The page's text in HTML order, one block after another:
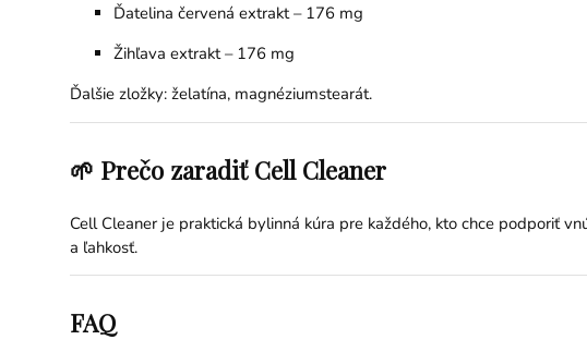
Ďatelina červená extrakt – 176 mg
Žihľava extrakt – 176 mg
Ďalšie zložky: želatína, magnéziumstearát.
🌱 Prečo zaradiť Cell Cleaner
Cell Cleaner je praktická bylinná kúra pre každého, kto chce podporiť
a ľahkosť.
FAQ